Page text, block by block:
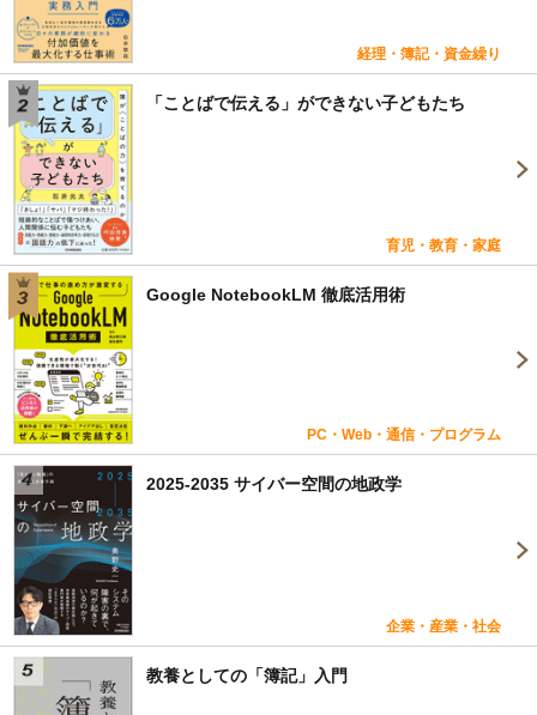
経理・簿記・資金繰り
「ことばで伝える」ができない子どもたち
育児・教育・家庭
Google NotebookLM 徹底活用術
PC・Web・通信・プログラム
2025-2035 サイバー空間の地政学
企業・産業・社会
教養としての「簿記」入門